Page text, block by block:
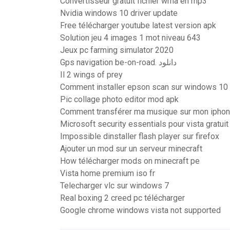
Nvidia windows 10 driver update
Free télécharger youtube latest version apk
Solution jeu 4 images 1 mot niveau 643
Jeux pc farming simulator 2020
Gps navigation be-on-road. دانلود
Il 2 wings of prey
Comment installer epson scan sur windows 10
Pic collage photo editor mod apk
Comment transférer ma musique sur mon
Microsoft security essentials pour vista gratuit
Impossible dinstaller flash player sur firefox
Ajouter un mod sur un serveur minecraft
How télécharger mods on minecraft pe
Vista home premium iso fr
Telecharger vlc sur windows 7
Real boxing 2 creed pc télécharger
Google chrome windows vista not supported